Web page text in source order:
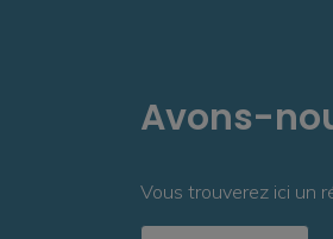
Avons-
Vous trouverez ici un